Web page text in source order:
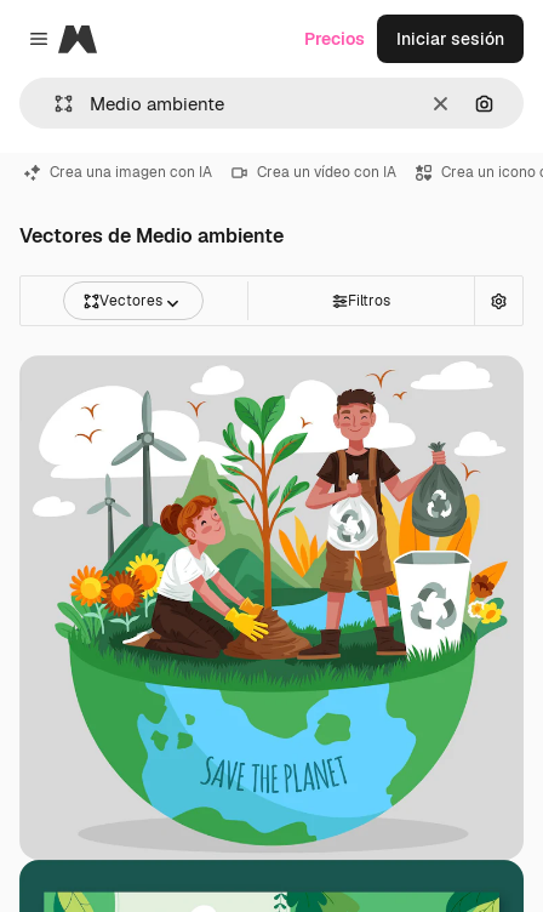
Close menu
Magnific
Borrar
Precios Iniciar sesión
Crea una imagen con IA Crea un vídeo con IA Crea un icono
Vectores de Medio ambiente
Vectores Filtros